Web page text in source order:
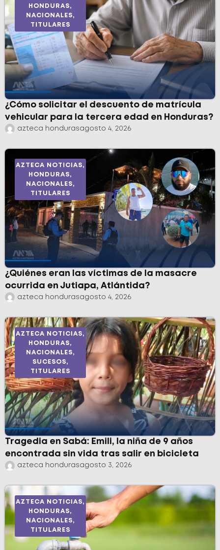
HONDURAS,
NACIONALES,
TITULARES
¿Cómo solicitar el descuento de matrícula
vehicular para la tercera edad en Honduras?
azteca hondurasagosto 4, 2026
AZTECA NOTICIAS,
HONDURAS,
NACIONALES,
TITULARES
¿Quiénes eran las víctimas de la masacre
ocurrida en Jutiapa, Atlántida?
azteca hondurasagosto 4, 2026
AZTECA NOTICIAS,
HONDURAS,
NACIONALES,
SUCESOS,
TITULARES
Tragedia en Sabá: Emili, la niña de 9 años
encontrada sin vida tras salir en bicicleta
azteca hondurasagosto 3, 2026
AZTECA NOTICIAS,
HONDURAS,
NACIONALES,
TITULARES